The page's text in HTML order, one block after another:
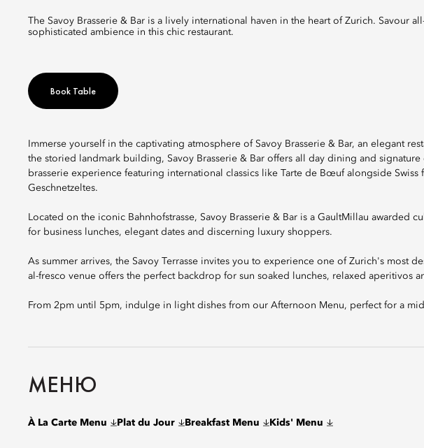
sophisticated ambience in this chic restaurant.
Book Table
Immerse yourself in the captivating atmosphere of Savoy Brasserie & Bar, an elegant
the storied landmark building, Savoy Brasserie & Bar offers all day dining and
brasserie experience featuring international classics like Tarte de Bœuf alongside Swiss
Geschnetzeltes.
Located on the iconic Bahnhofstrasse, Savoy Brasserie & Bar is a GaultMillau awarded
for business lunches, elegant dates and discerning luxury shoppers.
As summer arrives, the Savoy Terrasse invites you to experience one of Zurich's most
al-fresco venue offers the perfect backdrop for sun soaked lunches, relaxed aperitivos
From 2pm until 5pm, indulge in light dishes from our Afternoon Menu, perfect for a
МЕНЮ
À La Carte Menu Plat du Jour Breakfast Menu Kids' Menu